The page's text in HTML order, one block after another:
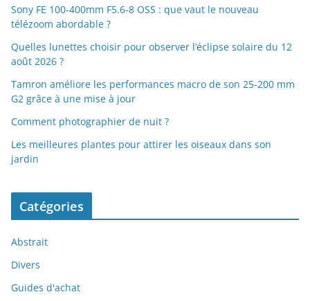
Sony FE 100-400mm F5.6-8 OSS : que vaut le nouveau
télézoom abordable ?
Quelles lunettes choisir pour observer l’éclipse solaire du 12
août 2026 ?
Tamron améliore les performances macro de son 25-200 mm
G2 grâce à une mise à jour
Comment photographier de nuit ?
Les meilleures plantes pour attirer les oiseaux dans son
jardin
Catégories
Abstrait
Divers
Guides d'achat